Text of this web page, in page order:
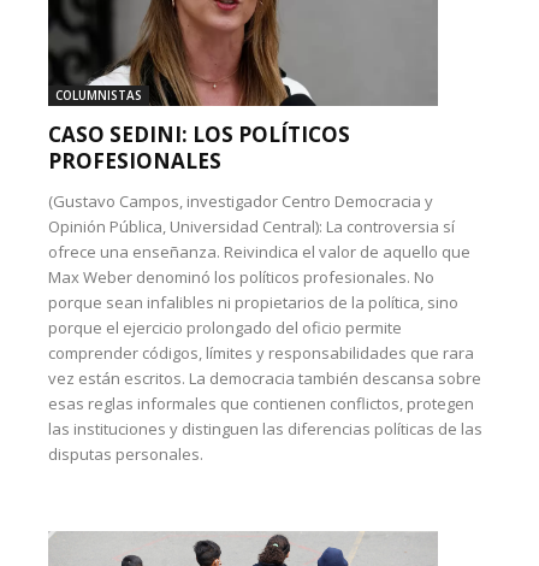
COLUMNISTAS
CASO SEDINI: LOS POLÍTICOS
PROFESIONALES
(Gustavo Campos, investigador Centro Democracia y
Opinión Pública, Universidad Central): La controversia sí
ofrece una enseñanza. Reivindica el valor de aquello que
Max Weber denominó los políticos profesionales. No
porque sean infalibles ni propietarios de la política, sino
porque el ejercicio prolongado del oficio permite
comprender códigos, límites y responsabilidades que rara
vez están escritos. La democracia también descansa sobre
esas reglas informales que contienen conflictos, protegen
las instituciones y distinguen las diferencias políticas de las
disputas personales.